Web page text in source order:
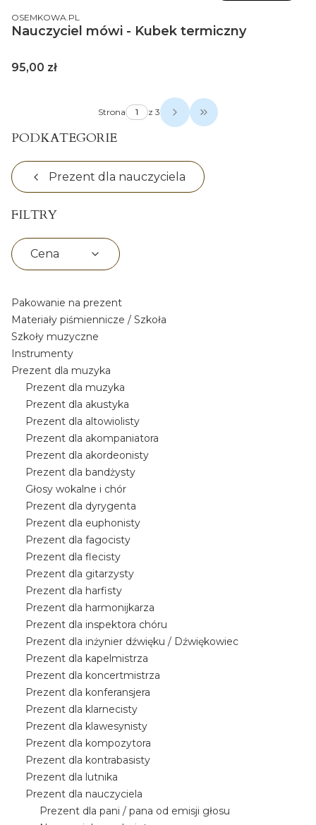
PRODUCENT
OSEMKOWA.PL
Nauczyciel mówi - Kubek termiczny
Cena
95,00 zł
Strona z 3 Przejdź do ostatniej
PODKATEGORIE
Prezent dla nauczyciela
FILTRY
Cena
Pakowanie na prezent
Materiały piśmiennicze / Szkoła
Szkoły muzyczne
Instrumenty
Prezent dla muzyka
Prezent dla muzyka
Prezent dla akustyka
Prezent dla altowiolisty
Prezent dla akompaniatora
Prezent dla akordeonisty
Prezent dla bandżysty
Głosy wokalne i chór
Prezent dla dyrygenta
Prezent dla euphonisty
Prezent dla fagocisty
Prezent dla flecisty
Prezent dla gitarzysty
Prezent dla harfisty
Prezent dla harmonijkarza
Prezent dla inspektora chóru
Prezent dla inżynier dźwięku / Dźwiękowiec
Prezent dla kapelmistrza
Prezent dla koncertmistrza
Prezent dla konferansjera
Prezent dla klarnecisty
Prezent dla klawesynisty
Prezent dla kompozytora
Prezent dla kontrabasisty
Prezent dla lutnika
Prezent dla nauczyciela
Prezent dla pani / pana od emisji głosu